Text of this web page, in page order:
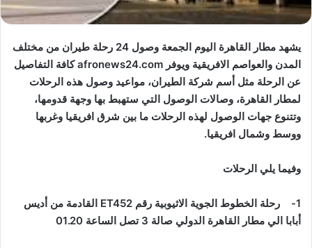
يشهد مطار القاهرة اليوم الجمعة وصول 24 رحلة طيران من مختلف
المدن والعواصم الافريقية ويوفر afronews24.comكافة التفاصيل
عن الرحلة مثل أسم شركة الطيران، مواعيد وصول هذه الرحلات
لمطار القاهرة، وصالات الوصول التي ستهبط بها وجهة قدومها،
وتتنوع جهات الوصول لهذه الرحلات ما بين شرق افريقيا وغربها
ووسط وشمال افريقيا.
وفيما يلي الرحلات
1- رحلة الخطوط الجوية الاثيوبية رقم ET452 القادمة من أديس
أبابا الي مطار القاهرة الدولي صالة 3 تصل الساعة 01.20